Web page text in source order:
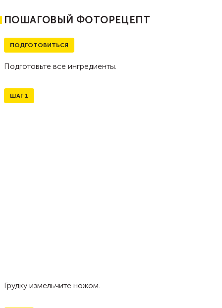
ПОШАГОВЫЙ ФОТОРЕЦЕПТ
ПОДГОТОВИТЬСЯ
Подготовьте все ингредиенты.
ШАГ 1
Грудку измельчите ножом.